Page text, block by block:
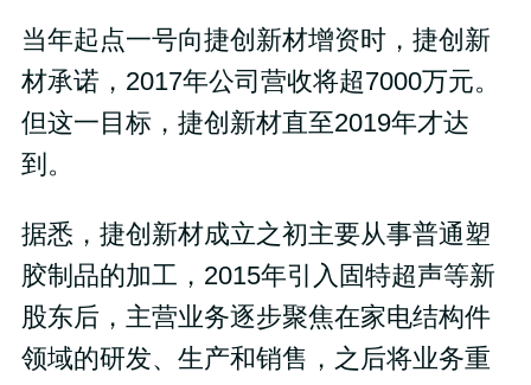
当年起点一号向捷创新材增资时，捷创新
材承诺，2017年公司营收将超7000万元。
但这一目标，捷创新材直至2019年才达
到。
据悉，捷创新材成立之初主要从事普通塑
胶制品的加工，2015年引入固特超声等新
股东后，主营业务逐步聚焦在家电结构件
领域的研发、生产和销售，之后将业务重